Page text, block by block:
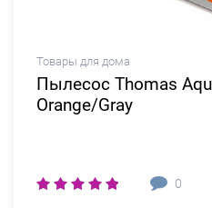
Товары для дома
Пылесос Thomas
Orange/Gray
0